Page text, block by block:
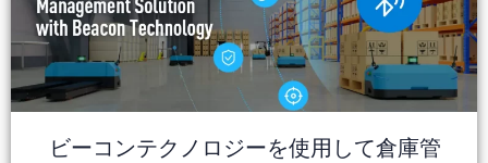
ビーコンテクノロジーを使用して倉庫管